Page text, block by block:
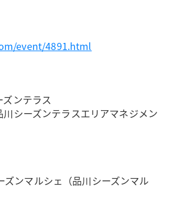
event/4891.html
ズンテラス
川シーズンテラスエリアマネジメン
ズンマルシェ（品川シーズンマル